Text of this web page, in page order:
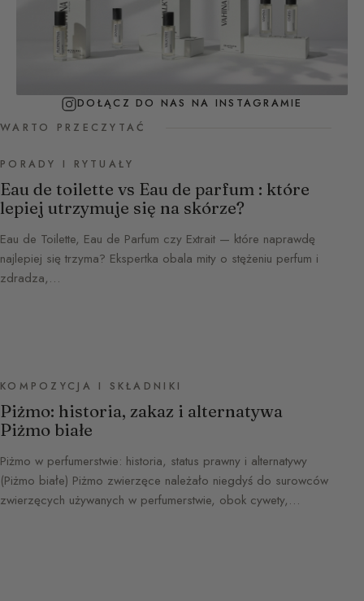
DOŁĄCZ DO NAS NA INSTAGRAMIE
WARTO PRZECZYTAĆ
PORADY I RYTUAŁY
Eau de toilette vs Eau de parfum : które
lepiej utrzymuje się na skórze?
Eau de Toilette, Eau de Parfum czy Extrait — które naprawdę
najlepiej się trzyma? Ekspertka obala mity o stężeniu perfum i
zdradza,…
KOMPOZYCJA I SKŁADNIKI
Piżmo: historia, zakaz i alternatywa
Piżmo białe
Piżmo w perfumerstwie: historia, status prawny i alternatywy
(Piżmo białe) Piżmo zwierzęce należało niegdyś do surowców
zwierzęcych używanych w perfumerstwie, obok cywety,…